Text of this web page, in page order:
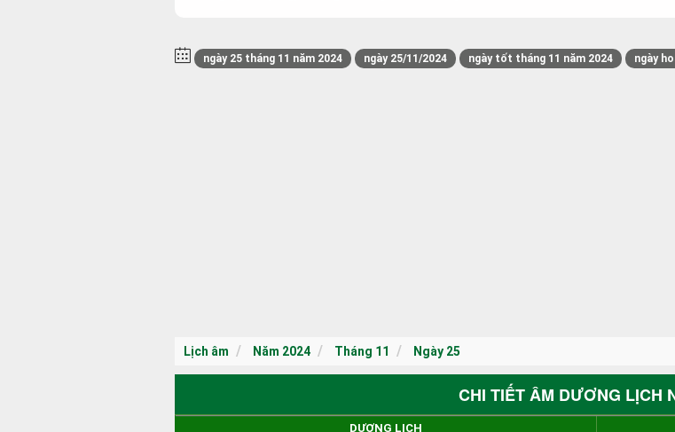
ngày 25 tháng 11 năm 2024 ngày 25/11/2024 ngày tốt tháng 11 năm 2024 ngày
Lịch âm Năm 2024 Tháng 11 Ngày 25
CHI TIẾT ÂM DƯƠNG LỊCH
DƯƠNG LỊCH